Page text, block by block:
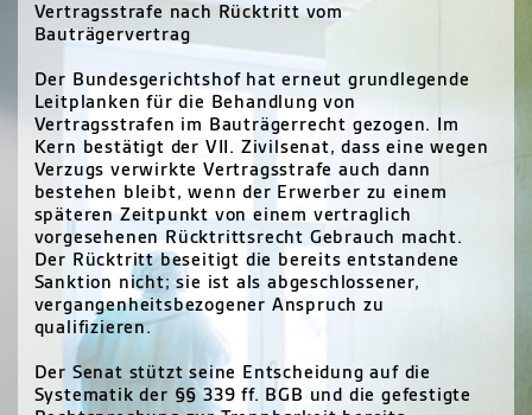
Vertragsstrafe nach Rücktritt vom
Bauträgervertrag
Der Bundesgerichtshof hat erneut grundlegende
Leitplanken für die Behandlung von
Vertragsstrafen im Bauträgerrecht gezogen. Im
Kern bestätigt der VII. Zivilsenat, dass eine wegen
Verzugs verwirkte Vertragsstrafe auch dann
bestehen bleibt, wenn der Erwerber zu einem
späteren Zeitpunkt von einem vertraglich
vorgesehenen Rücktrittsrecht Gebrauch macht.
Der Rücktritt beseitigt die bereits entstandene
Sanktion nicht; sie ist als abgeschlossener,
vergangenheitsbezogener Anspruch zu
qualifizieren.
Der Senat stützt seine Entscheidung auf die
Systematik der §§ 339 ff. BGB und die gefestigte